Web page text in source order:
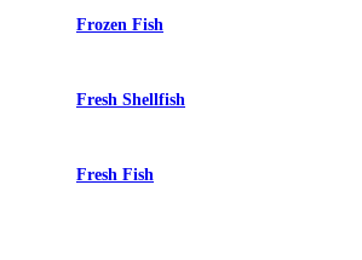
Frozen Fish
Fresh Shellfish
Fresh Fish